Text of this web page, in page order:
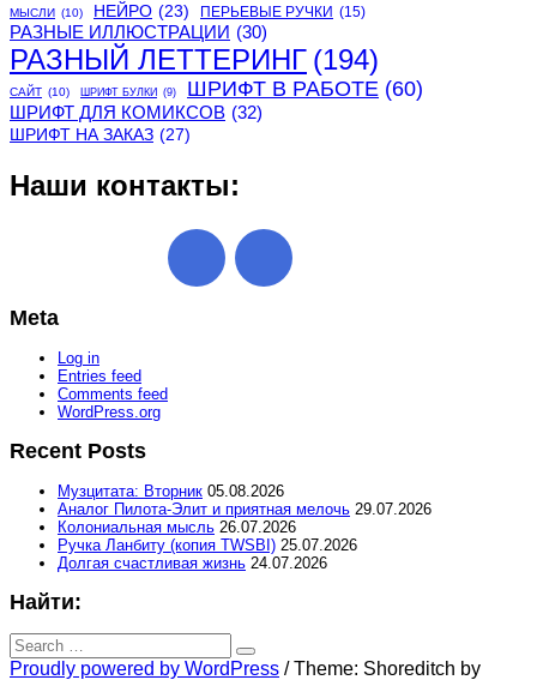
МЫСЛИ (10) НЕЙРО (23) ПЕРЬЕВЫЕ РУЧКИ (15)
РАЗНЫЕ ИЛЛЮСТРАЦИИ (30)
РАЗНЫЙ ЛЕТТЕРИНГ (194)
САЙТ (10) ШРИФТ БУЛКИ (9) ШРИФТ В РАБОТЕ (60)
ШРИФТ ДЛЯ КОМИКСОВ (32)
ШРИФТ НА ЗАКАЗ (27)
Наши контакты:
Meta
Log in
Entries feed
Comments feed
WordPress.org
Recent Posts
Музцитата: Вторник 05.08.2026
Аналог Пилота-Элит и приятная мелочь 29.07.2026
Колониальная мысль 26.07.2026
Ручка Ланбиту (копия TWSBI) 25.07.2026
Долгая счастливая жизнь 24.07.2026
Найти:
Search
for:
Search
Proudly powered by WordPress /Theme: Shoreditch by